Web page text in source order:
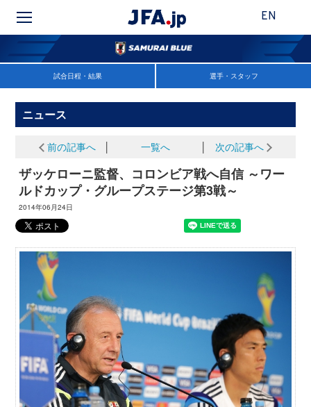
EN
試合日程・結果 選手・スタッフ
ニュース
前の記事へ 一覧へ 次の記事へ
ザッケローニ監督、コロンビア戦へ自信 ～ワー
ルドカップ・グループステージ第3戦～
2014年06月24日